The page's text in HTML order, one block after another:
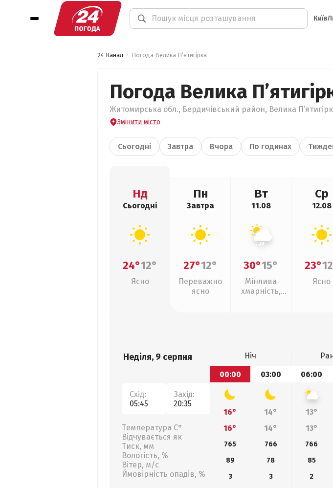
Київ
24 Канал Погода Велика П’ятигірка
Погода Велика
Житомирська обл., Бердичівський район, Велика
Змінити місто
Сьогодні Завтра Вчора По годинах
Нд
Сьогодні
24°12°
Ясно
Пн
Завтра
27°12°
Переважно
ясно
Вт
11.08
30°15°
Мінлива
хмарність,
Ср
12.08
23°
Ясно
Неділя, 9 серпня
Схід:
05:45
Захід:
20:35
Температура С°
Відчувається як
Тиск, мм
Вологість, %
Вітер, м/с
Ймовірність опадів, %
Ніч
00:00
03:00 06:00
16° 14° 13°
16°
14° 13°
765 766 766
89
78 85
3
3 2